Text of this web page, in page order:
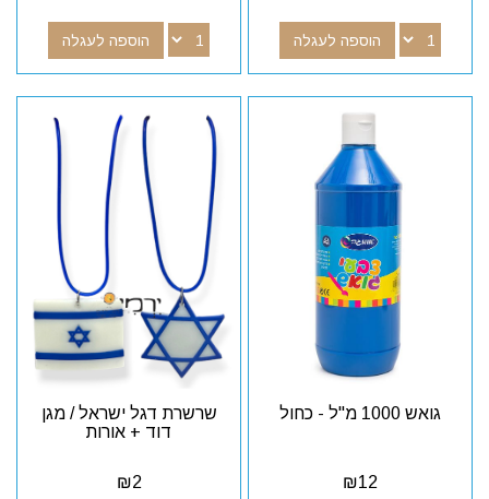
הוספה לעגלה הוספה לעגלה
גואש 1000 מ"ל - כחול
₪12
שרשרת דגל ישראל / מגן
דוד + אורות
₪2